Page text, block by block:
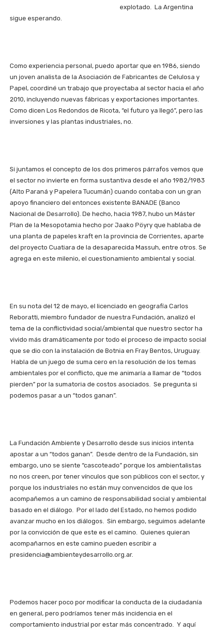
explotado. La Argentina
sigue esperando.
Como experiencia personal, puedo aportar que en 1986, siendo
un joven analista de la Asociación de Fabricantes de Celulosa y
Papel, coordiné un trabajo que proyectaba al sector hacia el año
2010, incluyendo nuevas fábricas y exportaciones importantes.
Como dicen Los Redondos de Ricota, “el futuro ya llegó”, pero las
inversiones y las plantas industriales, no.
Si juntamos el concepto de los dos primeros párrafos vemos que
el sector no invierte en forma sustantiva desde el año 1982/1983
(Alto Paraná y Papelera Tucumán) cuando contaba con un gran
apoyo financiero del entonces existente BANADE (Banco
Nacional de Desarrollo). De hecho, hacia 1987, hubo un Máster
Plan de la Mesopotamia hecho por Jaako Pöyry que hablaba de
una planta de papeles kraft en la provincia de Corrientes, aparte
del proyecto Cuatiara de la desaparecida Massuh, entre otros. Se
agrega en este milenio, el cuestionamiento ambiental y social.
En su nota del 12 de mayo, el licenciado en geografía Carlos
Reboratti, miembro fundador de nuestra Fundación, analizó el
tema de la conflictividad social/ambiental que nuestro sector ha
vivido más dramáticamente por todo el proceso de impacto social
que se dio con la instalación de Botnia en Fray Bentos, Uruguay.
Habla de un juego de suma cero en la resolución de los temas
ambientales por el conflicto, que me animaría a llamar de “todos
pierden” por la sumatoria de costos asociados. Se pregunta si
podemos pasar a un “todos ganan”.
La Fundación Ambiente y Desarrollo desde sus inicios intenta
apostar a un “todos ganan”. Desde dentro de la Fundación, sin
embargo, uno se siente “cascoteado” porque los ambientalistas
no nos creen, por tener vínculos que son públicos con el sector, y
porque los industriales no están muy convencidos de que los
acompañemos a un camino de responsabilidad social y ambiental
basado en el diálogo. Por el lado del Estado, no hemos podido
avanzar mucho en los diálogos. Sin embargo, seguimos adelante
por la convicción de que este es el camino. Quienes quieran
acompañarnos en este camino pueden escribir a
presidencia@ambienteydesarrollo.org.ar.
Podemos hacer poco por modificar la conducta de la ciudadanía
en general, pero podríamos tener más incidencia en el
comportamiento industrial por estar más concentrado. Y aquí